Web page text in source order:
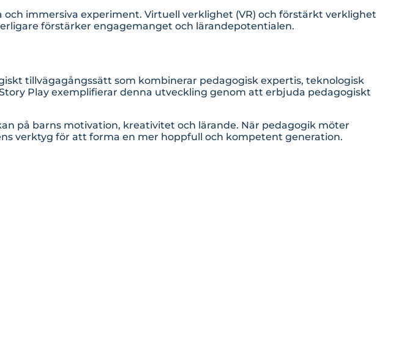
immersiva experiment. Virtuell verklighet (VR) och förstärkt verklighet
förstärker engagemanget och lärandepotentialen.
tillvägagångssätt som kombinerar pedagogisk expertis, teknologisk
Play exemplifierar denna utveckling genom att erbjuda pedagogiskt
på barns motivation, kreativitet och lärande. När pedagogik möter
verktyg för att forma en mer hoppfull och kompetent generation.